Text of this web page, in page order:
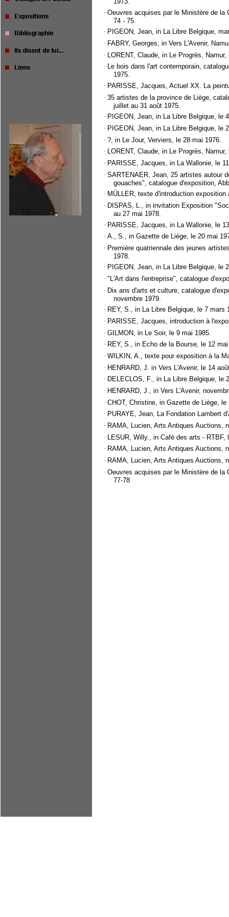
· Oeuvres acquises par le Ministère de la
74 - 75.
· PIGEON, Jean, in La Libre Belgique,
· FABRY, Georges, in Vers L'Avenir,
· LORENT, Claude, in Le Progrès,
· Le bois dans l'art contemporain,
1975.
· PARISSE, Jacques, Actuel XX. La
· 35 artistes de la province de Liège,
juillet au 31 août 1975.
· PIGEON, Jean, in La Libre Belgique, le
· PIGEON, Jean, in La Libre Belgique, le
· ?, in Le Jour, Verviers, le 28 mai 1976.
· LORENT, Claude, in Le Progrès,
· PARISSE, Jacques, in La Wallonie, le
· SARTENAER, Jean, 25 artistes autour
gouaches", catalogue d'exposition,
· MÜLLER, texte d'introduction
· DISPAS, L., in invitation Exposition
au 27 mai 1978.
· PARISSE, Jacques, in La Wallonie, le
· A., S., in Gazette de Liège, le 20 mai
· Première quatriennale des jeunes
1978.
· PIGEON, Jean, in La Libre Belgique, le
· "L'Art dans l'entreprise", catalogue
· Dix ans d'arts et culture, catalogue
novembre 1979.
· REY, S., in La Libre Belgique, le 7 mars
· PARISSE, Jacques, introduction à
· GILMON, in Le Soir, le 9 mai 1985.
· REY, S., in Echo de la Bourse, le 12
· WILKIN, A., texte pour exposition à la
· HENRARD, J. in Vers L'Avenir, le 14
· DELECLOS, F., in La Libre Belgique, le
· HENRARD, J., in Vers L'Avenir,
· CHOT, Christine, in Gazette de Liège, le
· PURAYE, Jean, La Fondation Lambert
· RAMA, Lucien, Arts Antiques Auctions,
· LESUR, Willy., in Café des arts - RTBF,
· RAMA, Lucien, Arts Antiques Auctions,
· RAMA, Lucien, Arts Antiques Auctions,
· Oeuvres acquises par le Ministère de la
77-78